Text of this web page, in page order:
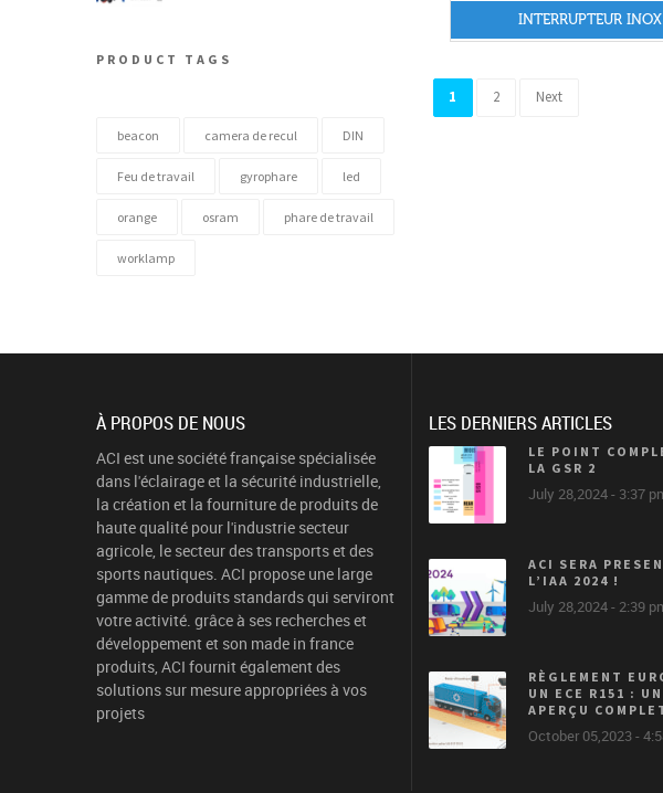
INTERRUPTEUR INOX
1 2 Next
PRODUCT TAGS
beacon camera de recul DIN
Feu de travail gyrophare led
orange osram phare de travail
worklamp
À PROPOS DE NOUS
ACI est une société française spécialisée
dans l'éclairage et la sécurité industrielle,
la création et la fourniture de produits de
haute qualité pour l'industrie secteur
agricole, le secteur des transports et des
sports nautiques. ACI propose une large
gamme de produits standards qui serviront
votre activité. grâce à ses recherches et
développement et son made in france
produits, ACI fournit également des
solutions sur mesure appropriées à vos
projets
LES DERNIERS ARTICLES
LE POINT
LA GSR 2
July 28,2024 - 3:37
ACI SERA
L’IAA 2024 !
July 28,2024 - 2:39
RÈGLEMENT
UN ECE R151 : UN
APERÇU
October 05,2023 -